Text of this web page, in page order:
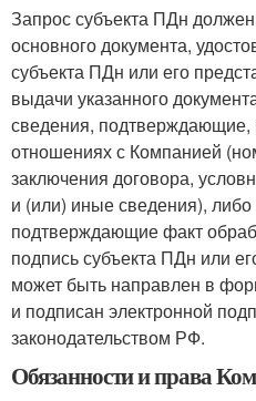
Запрос субъекта ПДн
основного документа,
субъекта ПДн или его
выдачи указанного
сведения, подтверждающие,
отношениях с Компанией
заключения договора,
и (или) иные сведения),
подтверждающие факт
подпись субъекта ПДн или
может быть направлен в
и подписан электронной
законодательством РФ.
Обязанности и права